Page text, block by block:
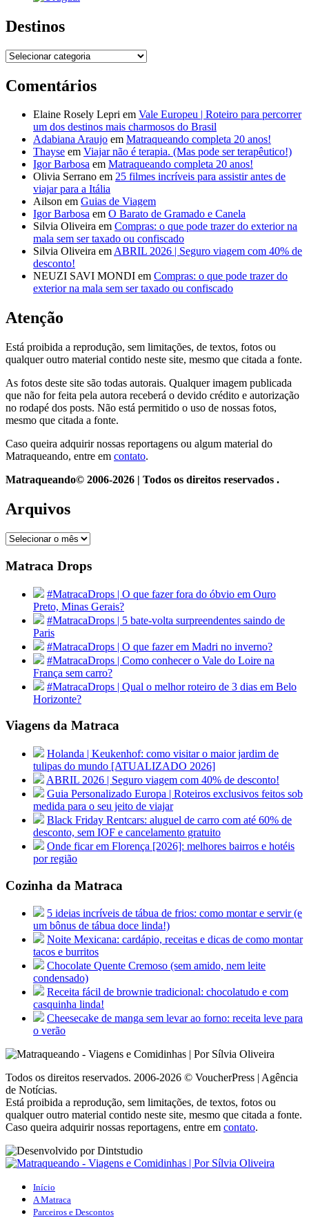
Destinos
Destinos
Comentários
Elaine Rosely Lepri em Vale Europeu | Roteiro para percorrer
um dos destinos mais charmosos do Brasil
Adabiana Araujo em Matraqueando completa 20 anos!
Thayse em Viajar não é terapia. (Mas pode ser terapêutico!)
Igor Barbosa em Matraqueando completa 20 anos!
Olivia Serrano em 25 filmes incríveis para assistir antes de
viajar para a Itália
Ailson em Guias de Viagem
Igor Barbosa em O Barato de Gramado e Canela
Silvia Oliveira em Compras: o que pode trazer do exterior na
mala sem ser taxado ou confiscado
Silvia Oliveira emABRIL 2026 | Seguro viagem com 40% de
desconto!
NEUZI SAVI MONDI em Compras: o que pode trazer do
exterior na mala sem ser taxado ou confiscado
Atenção
Está proibida a reprodução, sem limitações, de textos, fotos ou
qualquer outro material contido neste site, mesmo que citada a fonte.
As fotos deste site são todas autorais. Qualquer imagem publicada
que não for feita pela autora receberá o devido crédito e autorização
no rodapé dos posts. Não está permitido o uso de nossas fotos,
mesmo que citada a fonte.
Caso queira adquirir nossas reportagens ou algum material do
Matraqueando, entre em contato.
Matraqueando© 2006-2026 | Todos os direitos reservados .
Arquivos
Arquivos
Matraca Drops
#MatracaDrops | O que fazer fora do óbvio em Ouro
Preto, Minas Gerais?
#MatracaDrops | 5 bate-volta surpreendentes saindo de
Paris
#MatracaDrops | O que fazer em Madri no inverno?
#MatracaDrops | Como conhecer o Vale do Loire na
França sem carro?
#MatracaDrops | Qual o melhor roteiro de 3 dias em Belo
Horizonte?
Viagens da Matraca
Holanda | Keukenhof: como visitar o maior jardim de
tulipas do mundo [ATUALIZADO 2026]
ABRIL 2026 | Seguro viagem com 40% de desconto!
Guia Personalizado Europa | Roteiros exclusivos feitos sob
medida para o seu jeito de viajar
Black Friday Rentcars: aluguel de carro com até 60% de
desconto, sem IOF e cancelamento gratuito
Onde ficar em Florença [2026]: melhores bairros e hotéis
por região
Cozinha da Matraca
5 ideias incríveis de tábua de frios: como montar e servir (e
um bônus de tábua doce linda!)
Noite Mexicana: cardápio, receitas e dicas de como montar
tacos e burritos
Chocolate Quente Cremoso (sem amido, nem leite
condensado)
Receita fácil de brownie tradicional: chocolatudo e com
casquinha linda!
Cheesecake de manga sem levar ao forno: receita leve para
o verão
Todos os direitos reservados. 2006-2026 © VoucherPress | Agência
de Notícias.
Está proibida a reprodução, sem limitações, de textos, fotos ou
qualquer outro material contido neste site, mesmo que citada a fonte.
Caso queira adquirir nossas reportagens, entre em contato.
Início
A Matraca
Parceiros e Descontos